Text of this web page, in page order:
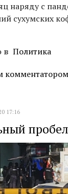
наряду с
сухумских
в Политика
17:16
пробел